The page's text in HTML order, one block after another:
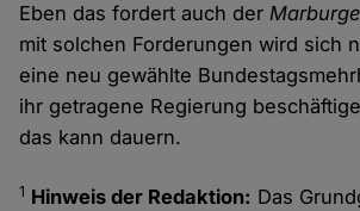
Eben das fordert auch der
mit solchen Forderungen wird sich
eine neu gewählte
ihr getragene Regierung
das kann dauern.
1 Hinweis der Redaktion: Das